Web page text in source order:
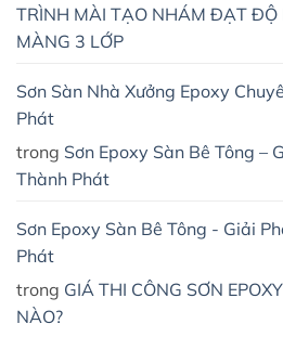
TRÌNH MÀI TẠO NHÁM ĐẠT ĐỘ
MÀNG 3 LỚP
Sơn Sàn Nhà Xưởng Epoxy
Phát
trong Sơn Epoxy Sàn Bê Tông –
Thành Phát
Sơn Epoxy Sàn Bê Tông - Giải
Phát
trong GIÁ THI CÔNG SƠN
NÀO?